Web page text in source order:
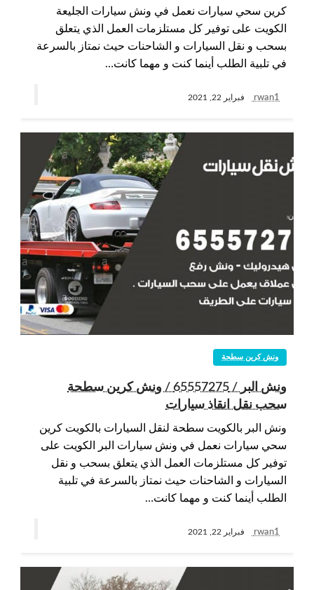
كرين سحي سيارات نعمل في ونش سيارات الجليعة
الكويت على توفير كل مستلزمات العمل الذي يتعلق
بسحب و نقل السيارات و الشاحنات حيث نمتاز بالسرعة
في تلبية الطلب أينما كنت و مهما كانت…
rwan1 فبراير 22, 2021
ونش كرين سطحة
ونش البر / 65557275 / ونش كرين سطحة
سحب نقل انقاذ سيارات
ونش البر بالكويت سطحة لنقل السيارات بالكويت كرين
سحي سيارات نعمل في ونش سيارات البر الكويت على
توفير كل مستلزمات العمل الذي يتعلق بسحب و نقل
السيارات و الشاحنات حيث نمتاز بالسرعة في تلبية
الطلب أينما كنت و مهما كانت…
rwan1 فبراير 22, 2021